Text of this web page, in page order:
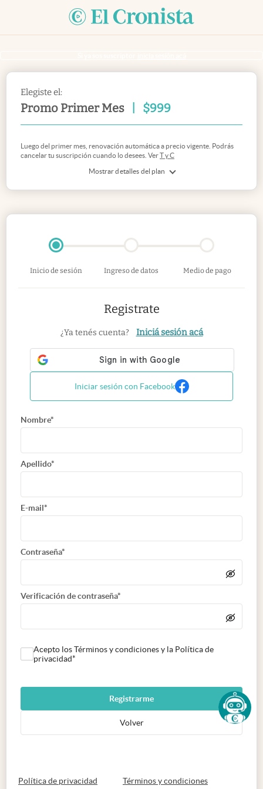
Elegiste el:
Promo Primer Mes $999
Mostrar detalles del plan
Luego del primer mes, renovación automática a precio vigente. Podrás
cancelar tu suscripción cuando lo desees. VerT y C
Inicio de sesión Ingreso de datos Medio de pago
Registrate
¿Ya tenés cuenta? Iniciá sesión acá
Iniciar sesión con Facebook
Nombre*
Apellido*
E-mail*
Contraseña*
Verificación de contraseña*
Acepto los Términos y condiciones y la Política de
privacidad*
Registrarme
Volver
Política de privacidad abre en nueva pestaña
Términos y condicionesabre en nueva